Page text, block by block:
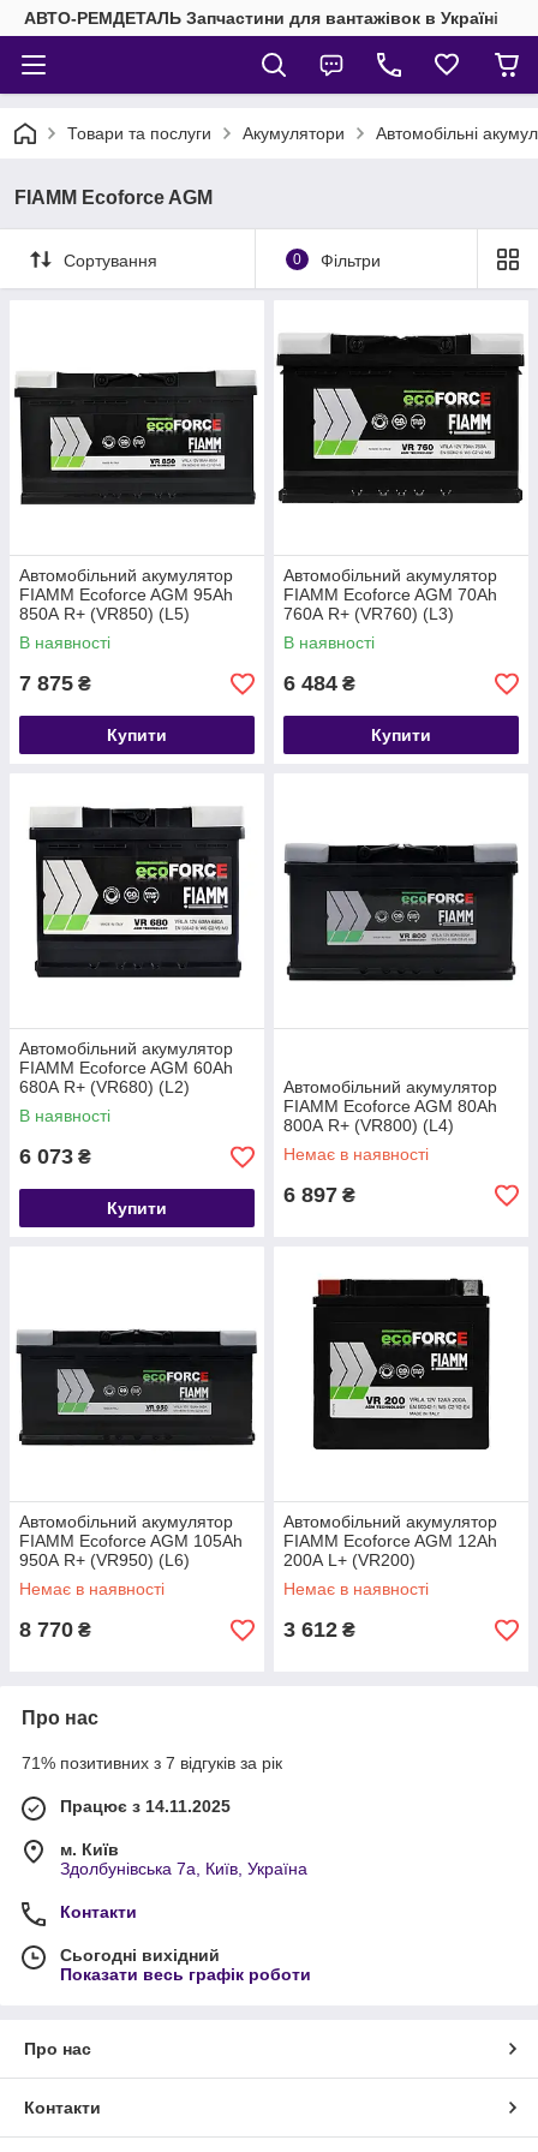
АВТО-РЕМДЕТАЛЬ Запчастини для вантажівок в Україні
Товари та послуги Акумулятори Автомобільні
FIAMM Ecoforce AGM
Сортування 0 Фільтри
Автомобільний акумулятор
FIAMM Ecoforce AGM 95Аh
850А R+ (VR850) (L5)
В наявності
7 875 ₴
Купити
Автомобільний акумулятор
FIAMM Ecoforce AGM 70Аh
760А R+ (VR760) (L3)
В наявності
6 484 ₴
Купити
Автомобільний акумулятор
FIAMM Ecoforce AGM 60Аh
680А R+ (VR680) (L2)
В наявності
6 073 ₴
Купити
Автомобільний акумулятор
FIAMM Ecoforce AGM 80Аh
800А R+ (VR800) (L4)
Немає в наявності
6 897 ₴
Автомобільний акумулятор
FIAMM Ecoforce AGM 105Ah
950А R+ (VR950) (L6)
Немає в наявності
8 770 ₴
Автомобільний акумулятор
FIAMM Ecoforce AGM 12Аh
200А L+ (VR200)
Немає в наявності
3 612 ₴
Про нас
71% позитивних з 7 відгуків за рік
Працює з 14.11.2025
м. Київ
Здолбунівська 7а, Київ, Україна
Контакти
Сьогодні вихідний
Показати весь графік роботи
Про нас
Контакти